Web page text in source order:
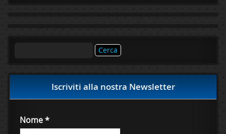
Iscriviti alla nostra Newsletter
Nome*